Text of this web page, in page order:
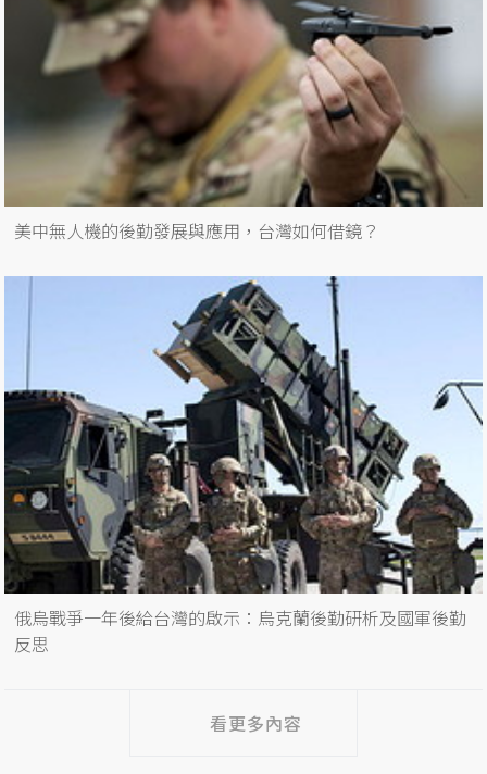
美中無人機的後勤發展與應用，台灣如何借鏡？
俄烏戰爭一年後給台灣的啟示：烏克蘭後勤研析及國軍後勤
反思
看更多內容